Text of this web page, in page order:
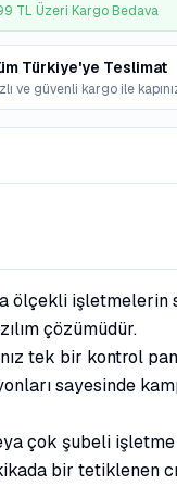
TL Üzeri Kargo Bedava
Türkiye'ye Teslimat
ve güvenli kargo ile
ölçekli işletmelerin
çözümüdür.
tek bir kontrol
sayesinde
çok şubeli
bir tetiklenen